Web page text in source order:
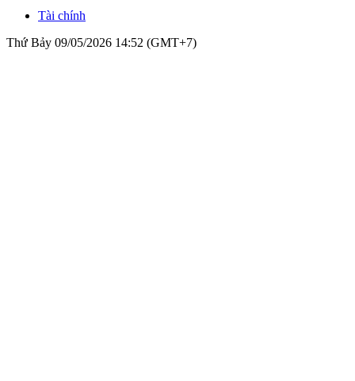
Tài chính
Thứ Bảy 09/05/2026 14:52 (GMT+7)